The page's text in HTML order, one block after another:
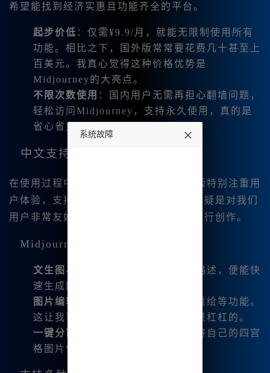
希望能找到经济实惠且功能齐全的平台。
起步价低 ：仅需¥9.9/月，就能无限制使用所有
功能。相比之下，国外版常常要花费几十甚至上
百美元。我真心觉得这种价格优势是
Midjourney的大亮点。
不限次数使用 ：国内用户无需再担心翻墙问题，
轻松访问Midjourney，支持永久使用，真的是
省心省力。
中文支持，让你更轻松
在使用过程中，我发现Midjourney中文版特别注重用
户体验，支持
。这无疑是对我们
用户非常友好的设计，让我能更流畅的进行创作。
Midjourney的核心功能
文生图与图生图
：只需简单的文字描述，便能快
速生成图片，操作非常快捷。
图片编辑
：支持微调、平移、局部重绘等功能。
这让我可以快速优化我的设计，效果杠杠的。
一键分割与下载
：只需一键，即可将自己的四宫
格图片保存，非常简单。
系统故障